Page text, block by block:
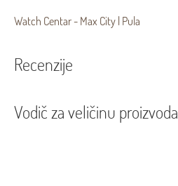
Watch Centar - Max City | Pula
Recenzije
Vodič za veličinu proizvoda